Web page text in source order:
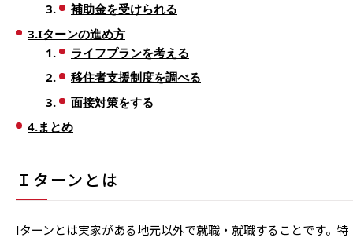
補助金を受けられる
3.Iターンの進め方
ライフプランを考える
移住者支援制度を調べる
面接対策をする
4.まとめ
Ｉターンとは
Iターンとは実家がある地元以外で就職・就職することです。特